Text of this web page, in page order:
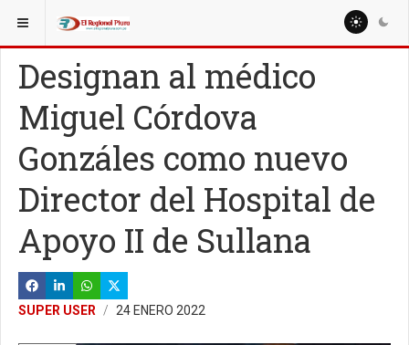
ESTÁ AQUÍ: LOCALES
Designan al médico
Miguel Córdova
Gonzáles como nuevo
Director del Hospital de
Apoyo II de Sullana
SUPER USER 24 ENERO 2022